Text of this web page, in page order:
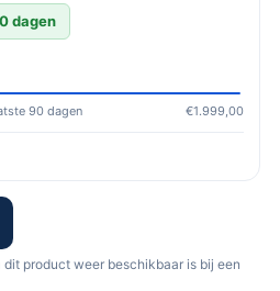
dagen
90 dagen €1.999,00
product weer beschikbaar is bij een